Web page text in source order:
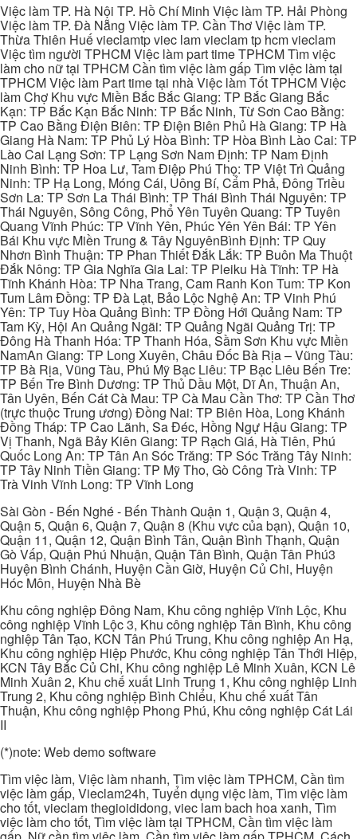
Việc làm TP. Hà Nội TP. Hồ Chí Minh Việc làm TP. Hải Phòng
Việc làm TP. Đà Nẵng Việc làm TP. Cần Thơ Việc làm TP.
Thừa Thiên Huế vieclamtp viec lam vieclam tp hcm vieclam
Việc tìm người TPHCM Việc làm part time TPHCM Tìm việc
làm cho nữ tại TPHCM Cần tìm việc làm gấp Tìm việc làm tại
TPHCM Việc làm Part time tại nhà Việc làm Tốt TPHCM Việc
làm Chợ Khu vực Miền Bắc Bắc Giang: TP Bắc Giang Bắc
Kạn: TP Bắc Kạn Bắc Ninh: TP Bắc Ninh, Từ Sơn Cao Bằng:
TP Cao Bằng Điện Biên: TP Điện Biên Phủ Hà Giang: TP Hà
Giang Hà Nam: TP Phủ Lý Hòa Bình: TP Hòa Bình Lào Cai: TP
Lào Cai Lạng Sơn: TP Lạng Sơn Nam Định: TP Nam Định
Ninh Bình: TP Hoa Lư, Tam Điệp Phú Thọ: TP Việt Trì Quảng
Ninh: TP Hạ Long, Móng Cái, Uông Bí, Cẩm Phả, Đông Triều
Sơn La: TP Sơn La Thái Bình: TP Thái Bình Thái Nguyên: TP
Thái Nguyên, Sông Công, Phổ Yên Tuyên Quang: TP Tuyên
Quang Vĩnh Phúc: TP Vĩnh Yên, Phúc Yên Yên Bái: TP Yên
Bái Khu vực Miền Trung & Tây NguyênBình Định: TP Quy
Nhơn Bình Thuận: TP Phan Thiết Đắk Lắk: TP Buôn Ma Thuột
Đắk Nông: TP Gia Nghĩa Gia Lai: TP Pleiku Hà Tĩnh: TP Hà
Tĩnh Khánh Hòa: TP Nha Trang, Cam Ranh Kon Tum: TP Kon
Tum Lâm Đồng: TP Đà Lạt, Bảo Lộc Nghệ An: TP Vinh Phú
Yên: TP Tuy Hòa Quảng Bình: TP Đồng Hới Quảng Nam: TP
Tam Kỳ, Hội An Quảng Ngãi: TP Quảng Ngãi Quảng Trị: TP
Đông Hà Thanh Hóa: TP Thanh Hóa, Sầm Sơn Khu vực Miền
NamAn Giang: TP Long Xuyên, Châu Đốc Bà Rịa – Vũng Tàu:
TP Bà Rịa, Vũng Tàu, Phú Mỹ Bạc Liêu: TP Bạc Liêu Bến Tre:
TP Bến Tre Bình Dương: TP Thủ Dầu Một, Dĩ An, Thuận An,
Tân Uyên, Bến Cát Cà Mau: TP Cà Mau Cần Thơ: TP Cần Thơ
(trực thuộc Trung ương) Đồng Nai: TP Biên Hòa, Long Khánh
Đồng Tháp: TP Cao Lãnh, Sa Đéc, Hồng Ngự Hậu Giang: TP
Vị Thanh, Ngã Bảy Kiên Giang: TP Rạch Giá, Hà Tiên, Phú
Quốc Long An: TP Tân An Sóc Trăng: TP Sóc Trăng Tây Ninh:
TP Tây Ninh Tiền Giang: TP Mỹ Tho, Gò Công Trà Vinh: TP
Trà Vinh Vĩnh Long: TP Vĩnh Long
Sài Gòn - Bến Nghé - Bến Thành Quận 1, Quận 3, Quận 4,
Quận 5, Quận 6, Quận 7, Quận 8 (Khu vực của bạn), Quận 10,
Quận 11, Quận 12, Quận Bình Tân, Quận Bình Thạnh, Quận
Gò Vấp, Quận Phú Nhuận, Quận Tân Bình, Quận Tân Phú3
Huyện Bình Chánh, Huyện Cần Giờ, Huyện Củ Chi, Huyện
Hóc Môn, Huyện Nhà Bè
Khu công nghiệp Đông Nam, Khu công nghiệp Vĩnh Lộc, Khu
công nghiệp Vĩnh Lộc 3, Khu công nghiệp Tân Bình, Khu công
nghiệp Tân Tạo, KCN Tân Phú Trung, Khu công nghiệp An Hạ,
Khu công nghiệp Hiệp Phước, Khu công nghiệp Tân Thới Hiệp,
KCN Tây Bắc Củ Chi, Khu công nghiệp Lê Minh Xuân, KCN Lê
Minh Xuân 2, Khu chế xuất Linh Trung 1, Khu công nghiệp Linh
Trung 2, Khu công nghiệp Bình Chiểu, Khu chế xuất Tân
Thuận, Khu công nghiệp Phong Phú, Khu công nghiệp Cát Lái
II
(*)note: Web demo software
Tìm việc làm, Việc làm nhanh, Tìm việc làm TPHCM, Cần tìm
việc làm gấp, Vieclam24h, Tuyển dụng việc làm, Tìm việc làm
cho tốt, vieclam thegioididong, viec lam bach hoa xanh, Tìm
việc làm cho tốt, Tìm việc làm tại TPHCM, Cần tìm việc làm